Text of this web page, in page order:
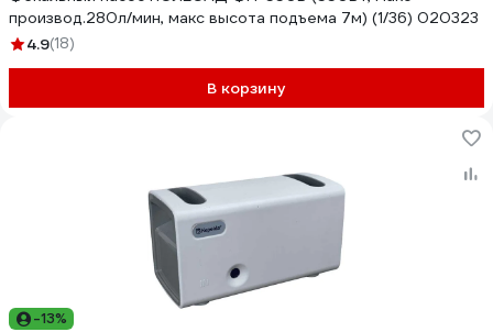
производ.280л/мин, макс высота подъема 7м) (1/36) 020323
4.9(18)
В корзину
-13%